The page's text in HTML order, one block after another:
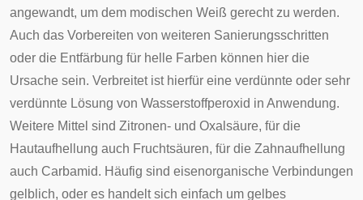
angewandt, um dem modischen Weiß gerecht zu werden.
Auch das Vorbereiten von weiteren Sanierungsschritten
oder die Entfärbung für helle Farben können hier die
Ursache sein. Verbreitet ist hierfür eine verdünnte oder sehr
verdünnte Lösung von Wasserstoffperoxid in Anwendung.
Weitere Mittel sind Zitronen- und Oxalsäure, für die
Hautaufhellung auch Fruchtsäuren, für die Zahnaufhellung
auch Carbamid. Häufig sind eisenorganische Verbindungen
gelblich, oder es handelt sich einfach um gelbes